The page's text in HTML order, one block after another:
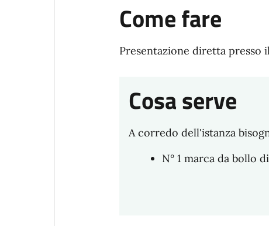
Come fare
Presentazione diretta presso
Cosa serve
A corredo dell'istanza
N° 1 marca da bollo